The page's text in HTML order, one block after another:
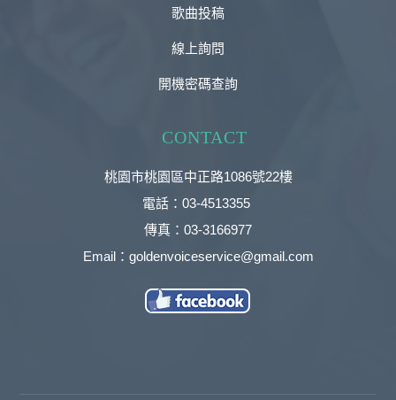
歌曲投稿
線上詢問
開機密碼查詢
CONTACT
桃園市桃園區中正路1086號22樓
電話：03-4513355
傳真：03-3166977
Email：goldenvoiceservice@gmail.com